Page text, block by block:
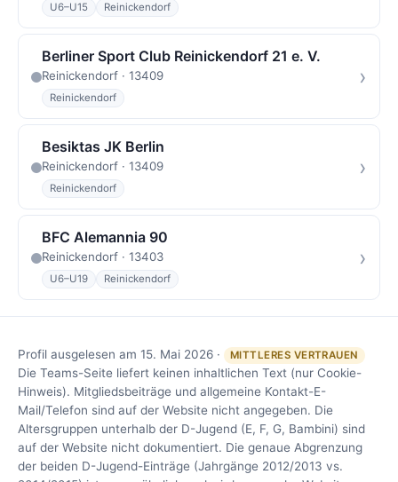
U6–U15 Reinickendorf
Berliner Sport Club Reinickendorf 21 e. V.
Reinickendorf · 13409
Reinickendorf
›
Besiktas JK Berlin
Reinickendorf · 13409
Reinickendorf
›
BFC Alemannia 90
Reinickendorf · 13403
U6–U19 Reinickendorf
›
Profil ausgelesen am 15. Mai 2026 · MITTLERES VERTRAUEN
Die Teams-Seite liefert keinen inhaltlichen Text (nur Cookie-
Hinweis). Mitgliedsbeiträge und allgemeine Kontakt-E-
Mail/Telefon sind auf der Website nicht angegeben. Die
Altersgruppen unterhalb der D-Jugend (E, F, G, Bambini) sind
auf der Website nicht dokumentiert. Die genaue Abgrenzung
der beiden D-Jugend-Einträge (Jahrgänge 2012/2013 vs.